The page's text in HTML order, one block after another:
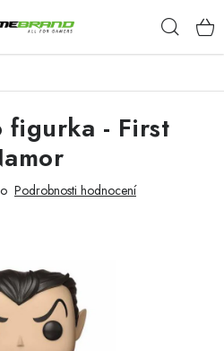
figurka - First
Podrobnosti hodnocení